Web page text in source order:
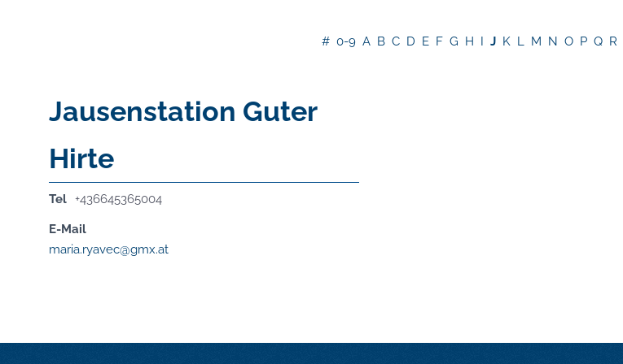
# 0-9 A B C D E F G H I J K L M N O P Q R
Jausenstation Guter
Hirte
Tel +436645365004
E-Mail
maria.ryavec@gmx.at